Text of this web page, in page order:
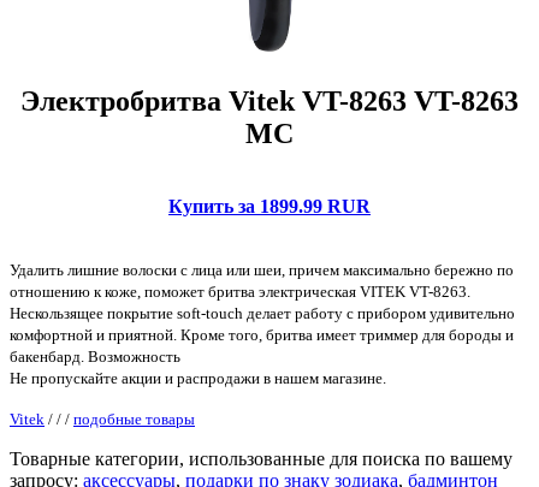
Электробритва Vitek VT-8263 VT-8263
MC
Купить за 1899.99 RUR
Удалить лишние волоски с лица или шеи, причем максимально бережно по
отношению к коже, поможет бритва электрическая VITEK VT-8263.
Нескользящее покрытие soft-touch делает работу с прибором удивительно
комфортной и приятной. Кроме того, бритва имеет триммер для бороды и
бакенбард. Возможность
Не пропускайте акции и распродажи в нашем магазине.
Vitek / / / подобные товары
Товарные категории, использованные для поиска по вашему
запросу: аксессуары, подарки по знаку зодиака, бадминтон